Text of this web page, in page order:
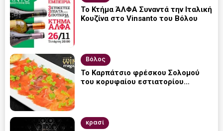
Το Κτήμα ΆΛΦΑ Συναντά την Ιταλική
Κουζίνα στο Vinsanto του Βόλου
Βόλος
Το Καρπάτσιο φρέσκου Σολομού
του κορυφαίου εστιατορίου
κρασί